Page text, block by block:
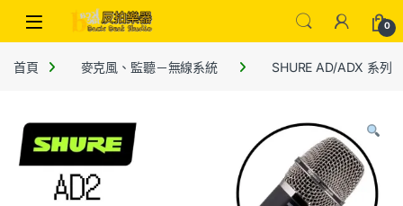
0
首頁 麥克風、監聽－無線系統 SHURE AD/ADX 系列